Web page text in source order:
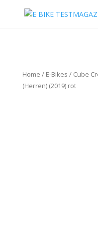
Home / E-Bikes / Cube
(Herren) (2019) rot